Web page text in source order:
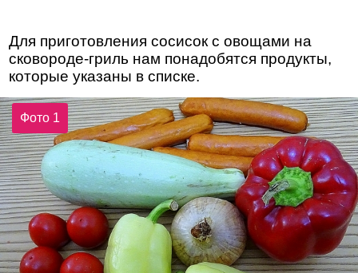
Для приготовления сосисок с овощами на
сковороде-гриль нам понадобятся продукты,
которые указаны в списке.
Фото 1